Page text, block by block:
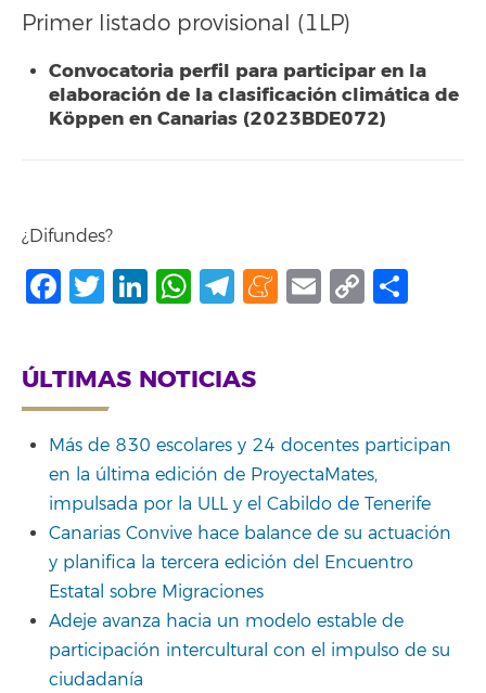
Primer listado provisional (1LP)
Convocatoria perfil para participar en la
elaboración de la clasificación climática de
Köppen en Canarias (2023BDE072)
¿Difundes?
Facebook
Twitter
LinkedIn
WhatsApp
Telegram
Meneame
Email
Copy
ÚLTIMAS NOTICIAS
Más de 830 escolares y 24 docentes participan
en la última edición de ProyectaMates,
impulsada por la ULL y el Cabildo de Tenerife
Canarias Convive hace balance de su actuación
y planifica la tercera edición del Encuentro
Estatal sobre Migraciones
Adeje avanza hacia un modelo estable de
participación intercultural con el impulso de su
ciudadanía